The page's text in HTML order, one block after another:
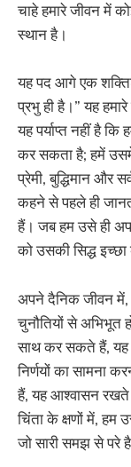
चाहे हमारे जीवन में
स्थान है।
यह पद आगे एक
प्रभु ही है।” यह
यह पर्याप्त नहीं है
कर सकता है; हमें उसमें
प्रेमी, बुद्धिमान और
कहने से पहले ही
हैं। जब हम उसे ही
को उसकी सिद्ध
अपने दैनिक जीवन में,
चुनौतियों से अभिभूत
साथ कर सकते हैं,
निर्णयों का सामना
हैं, यह आश्वासन रखते
चिंता के क्षणों में,
जो सारी समझ से परे